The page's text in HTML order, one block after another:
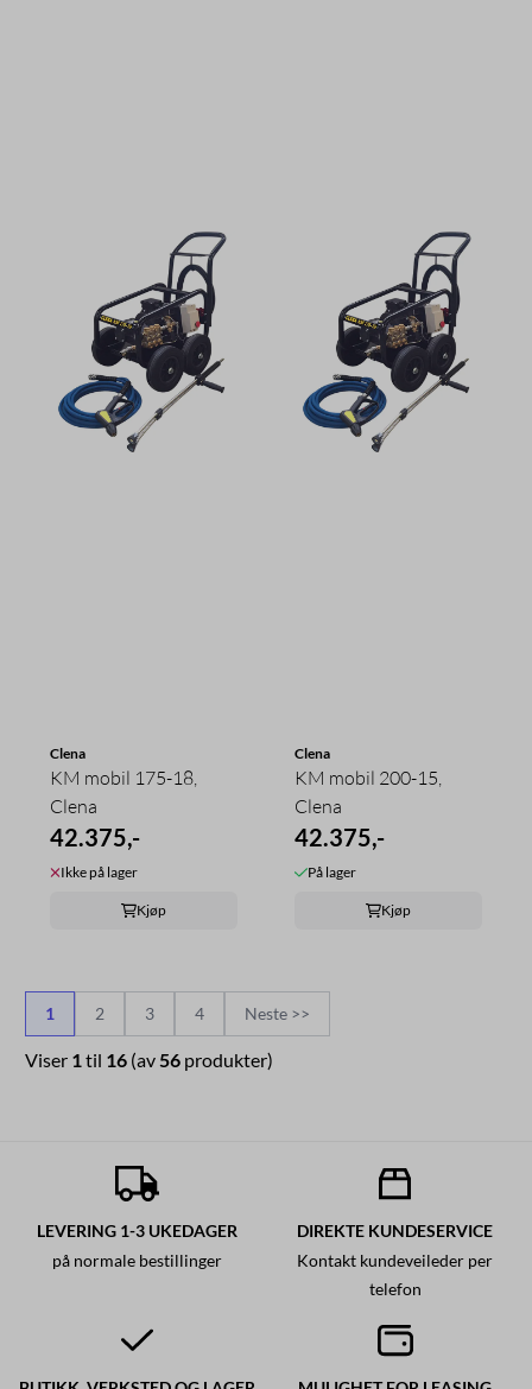
Clena
KM mobil 175-18,
Clena
42.375,-
Ikke på lager
Kjøp
Clena
KM mobil 200-15,
Clena
42.375,-
På lager
Kjøp
1 2 3 4 Neste >>
Viser 1til 16 (av56 produkter)
LEVERING 1-3 UKEDAGER
på normale bestillinger
DIREKTE KUNDESERVICE
Kontakt kundeveileder per
telefon